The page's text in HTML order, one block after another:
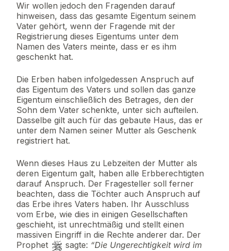
Wir wollen jedoch den Fragenden darauf
hinweisen, dass das gesamte Eigentum seinem
Vater gehört, wenn der Fragende mit der
Registrierung dieses Eigentums unter dem
Namen des Vaters meinte, dass er es ihm
geschenkt hat.
Die Erben haben infolgedessen Anspruch auf
das Eigentum des Vaters und sollen das ganze
Eigentum einschließlich des Betrages, den der
Sohn dem Vater schenkte, unter sich aufteilen.
Dasselbe gilt auch für das gebaute Haus, das er
unter dem Namen seiner Mutter als Geschenk
registriert hat.
Wenn dieses Haus zu Lebzeiten der Mutter als
deren Eigentum galt, haben alle Erbberechtigten
darauf Anspruch. Der Fragesteller soll ferner
beachten, dass die Töchter auch Anspruch auf
das Erbe ihres Vaters haben. Ihr Ausschluss
vom Erbe, wie dies in einigen Gesellschaften
geschieht, ist unrechtmäßig und stellt einen
massiven Eingriff in die Rechte anderer dar. Der
Prophet
sagte: “Die Ungerechtigkeit wird im